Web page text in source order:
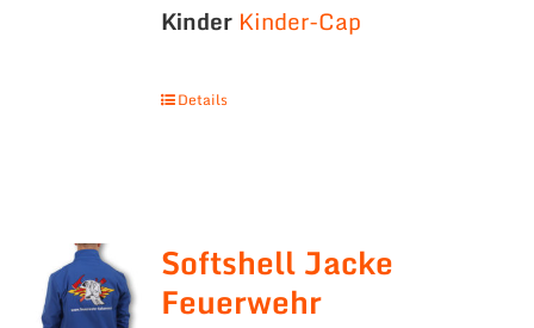
Kinder Kinder-Cap
Details
Softshell Jacke
Feuerwehr